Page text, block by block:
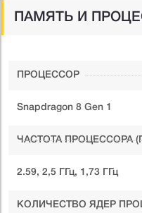
ПАМЯТЬ И
ПРОЦЕССОР
Snapdragon 8 Gen 1
ЧАСТОТА ПРОЦЕССОРА
2.59, 2,5 ГГц, 1,73 ГГц
КОЛИЧЕСТВО ЯДЕР